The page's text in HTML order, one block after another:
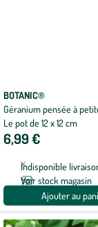
BOTANIC®
Géranium pensée à
Le pot de 12 x 12 cm
6,99 €
Indisponible
Voir stock magasin
Ajouter au